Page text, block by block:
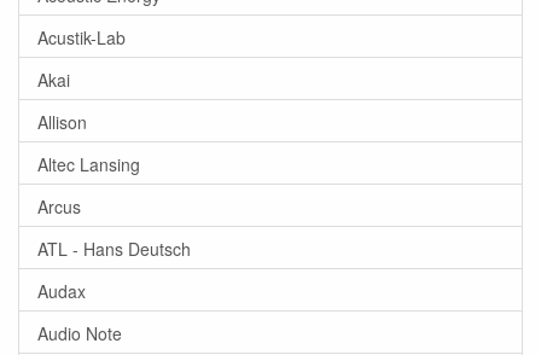
Acustik-Lab
Akai
Allison
Altec Lansing
Arcus
ATL - Hans Deutsch
Audax
Audio Note